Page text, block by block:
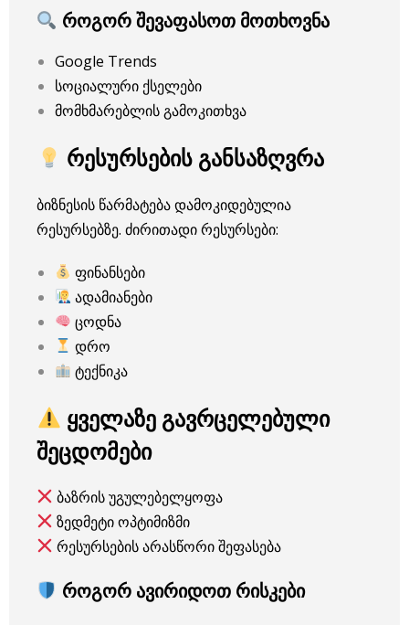
როგორ შევაფასოთ მოთხოვნა
Google Trends
სოციალური ქსელები
მომხმარებლის გამოკითხვა
რესურსების განსაზღვრა
ბიზნესის წარმატება დამოკიდებულია
რესურსებზე. ძირითადი რესურსები:
ფინანსები
ადამიანები
ცოდნა
დრო
ტექნიკა
ყველაზე გავრცელებული
შეცდომები
ბაზრის უგულებელყოფა
ზედმეტი ოპტიმიზმი
რესურსების არასწორი შეფასება
როგორ ავირიდოთ რისკები